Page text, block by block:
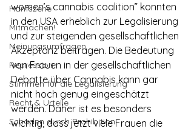
Hanfszene
Mitmachen!
Meinungsumfragen
Repression
Stimmen für die Legalisierung
Recht & Urteile
Schäden durch Prohibition
women’s cannabis coalition” konnten
in den USA erheblich zur Legalisierung
und zur steigenden gesellschaftlichen
Akzeptanz beitragen. Die Bedeutung
von Frauen in der gesellschaftlichen
Debatte über Cannabis kann gar
nicht hoch genug eingeschätzt
werden. Daher ist es besonders
wichtig, dass jetzt viele Frauen die